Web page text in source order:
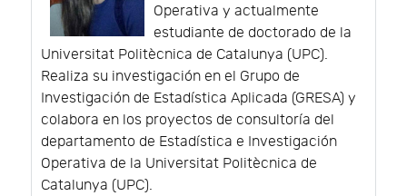
Operativa y actualmente
estudiante de doctorado de la
Universitat Politècnica de Catalunya (UPC).
Realiza su investigación en el Grupo de
Investigación de Estadística Aplicada (GRESA) y
colabora en los proyectos de consultoría del
departamento de Estadística e Investigación
Operativa de la Universitat Politècnica de
Catalunya (UPC).